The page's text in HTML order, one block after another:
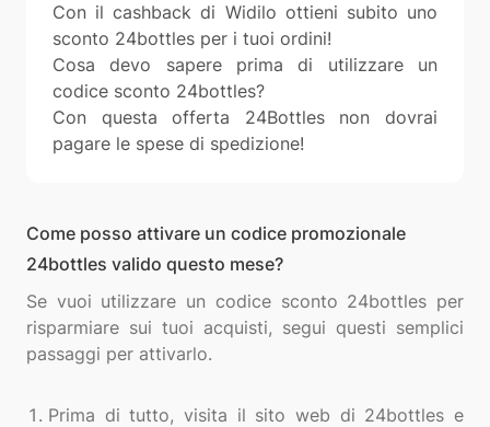
Con il cashback di Widilo ottieni subito uno
sconto 24bottles per i tuoi ordini!
Cosa devo sapere prima di utilizzare un
codice sconto 24bottles?
Con questa offerta 24Bottles non dovrai
pagare le spese di spedizione!
Come posso attivare un codice promozionale
24bottles valido questo mese?
Se vuoi utilizzare un codice sconto 24bottles per
risparmiare sui tuoi acquisti, segui questi semplici
passaggi per attivarlo.
Prima di tutto, visita il sito web di 24bottles e